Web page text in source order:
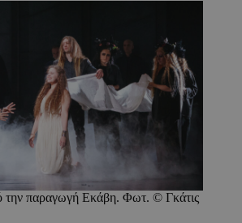
την παραγωγή Εκάβη. Φωτ. © Γκάτις